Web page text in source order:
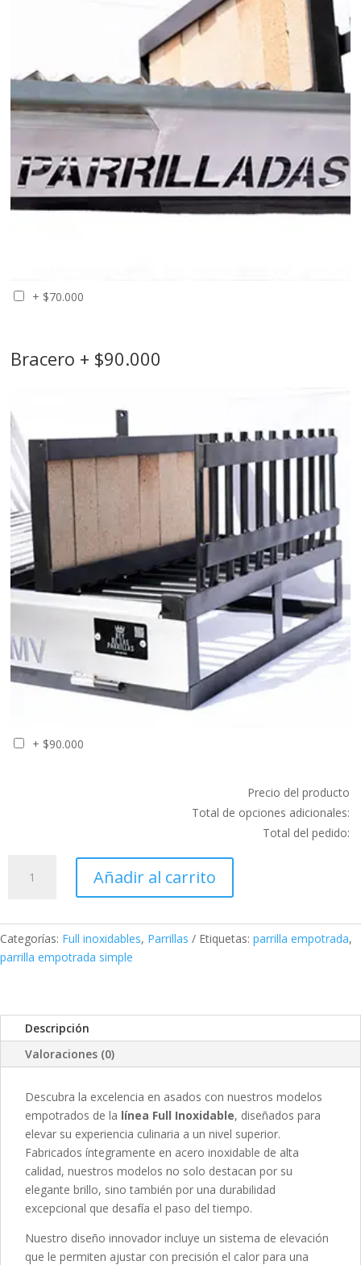
+ $70.000
Bracero + $90.000
+ $90.000
Precio del producto
Total de opciones adicionales:
Total del pedido:
Empotrada
Full
inoxidable
Añadir al carrito
Categorías: Full inoxidables, Parrillas Etiquetas: parrilla empotrada,
parrilla empotrada simple
Descripción
Valoraciones (0)
Descubra la excelencia en asados con nuestros modelos
empotrados de la línea Full Inoxidable, diseñados para
elevar su experiencia culinaria a un nivel superior.
Fabricados íntegramente en acero inoxidable de alta
calidad, nuestros modelos no solo destacan por su
elegante brillo, sino también por una durabilidad
excepcional que desafía el paso del tiempo.
Nuestro diseño innovador incluye un sistema de elevación
que le permiten ajustar con precisión el calor para una